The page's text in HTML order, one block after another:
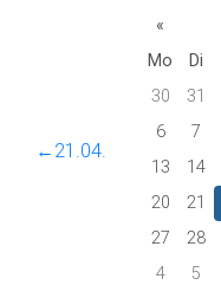
←21.04.
«
Mo
Di
30
31
6
7
13
14
20
21
27
28
4
5